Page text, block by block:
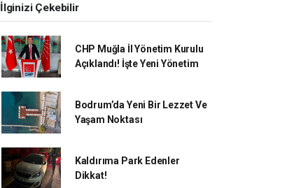
İlginizi Çekebilir
CHP Muğla İl Yönetim Kurulu
Açıklandı! İşte Yeni Yönetim
Bodrum’da Yeni Bir Lezzet Ve
Yaşam Noktası
Kaldırıma Park Edenler
Dikkat!